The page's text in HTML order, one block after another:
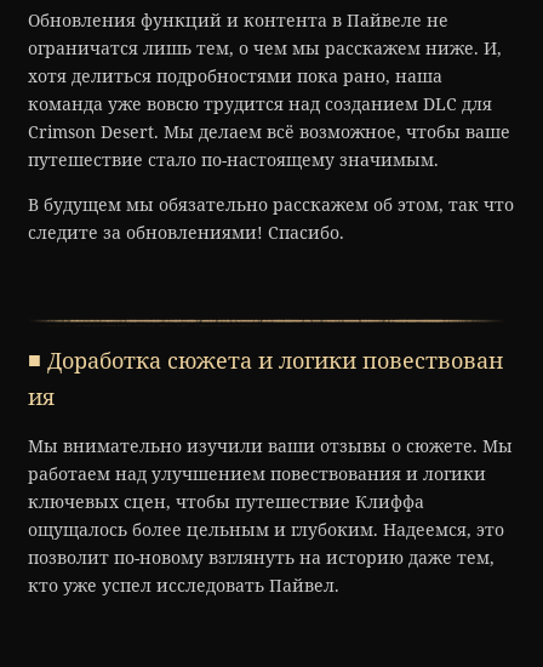
Обновления функций и контента в Пайвеле не
ограничатся лишь тем, о чем мы расскажем ниже. И,
хотя делиться подробностями пока рано, наша
команда уже вовсю трудится над созданием DLC для
Crimson Desert.Мы делаем всё возможное, чтобы ваше
путешествие стало по-настоящему значимым.
В будущем мы обязательно расскажем об этом, так что
следите за обновлениями! Спасибо.
■ Доработка сюжета и логики повествован
ия
Мы внимательно изучили ваши отзывы о сюжете. Мы
работаем над улучшением повествования и логики
ключевых сцен, чтобы путешествие Клиффа
ощущалось более цельным и глубоким. Надеемся, это
позволит по-новому взглянуть на историю даже тем,
кто уже успел исследовать Пайвел.